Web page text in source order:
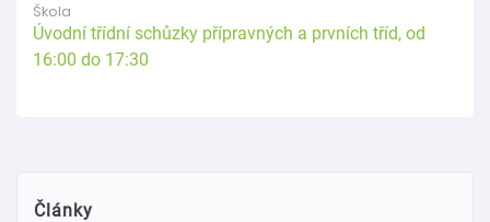
Škola
Úvodní třídní schůzky přípravných a prvních tříd, od
16:00 do 17:30
Články